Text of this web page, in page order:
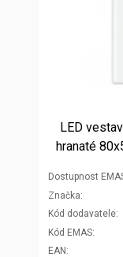
LED
hranaté
Dostupnost
Značka
Kód dodavatele
Kód EMAS
EAN